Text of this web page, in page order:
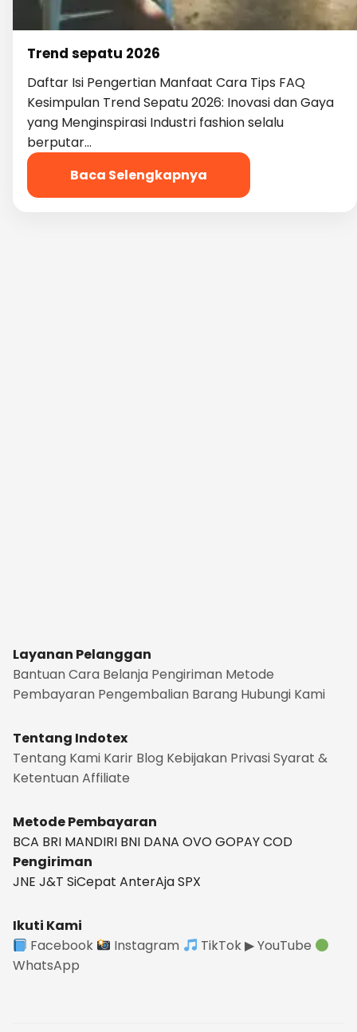
Trend sepatu 2026
Daftar Isi Pengertian Manfaat Cara Tips FAQ
Kesimpulan Trend Sepatu 2026: Inovasi dan Gaya
yang Menginspirasi Industri fashion selalu
berputar…
Baca Selengkapnya
Layanan Pelanggan
Bantuan Cara Belanja Pengiriman Metode
Pembayaran Pengembalian Barang Hubungi Kami
Tentang Indotex
Tentang Kami Karir Blog Kebijakan PrivasiSyarat &
Ketentuan Affiliate
Metode Pembayaran
BCA BRI MANDIRI BNI DANA OVOGOPAYCOD
Pengiriman
JNE J&T SiCepat AnterAjaSPX
Ikuti Kami
Facebook
Instagram TikTok▶ YouTube
WhatsApp